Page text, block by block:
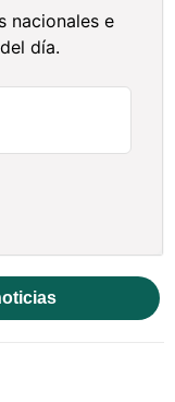
nacionales e
día.